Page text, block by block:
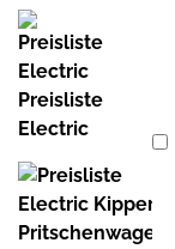
Preisliste
Electric